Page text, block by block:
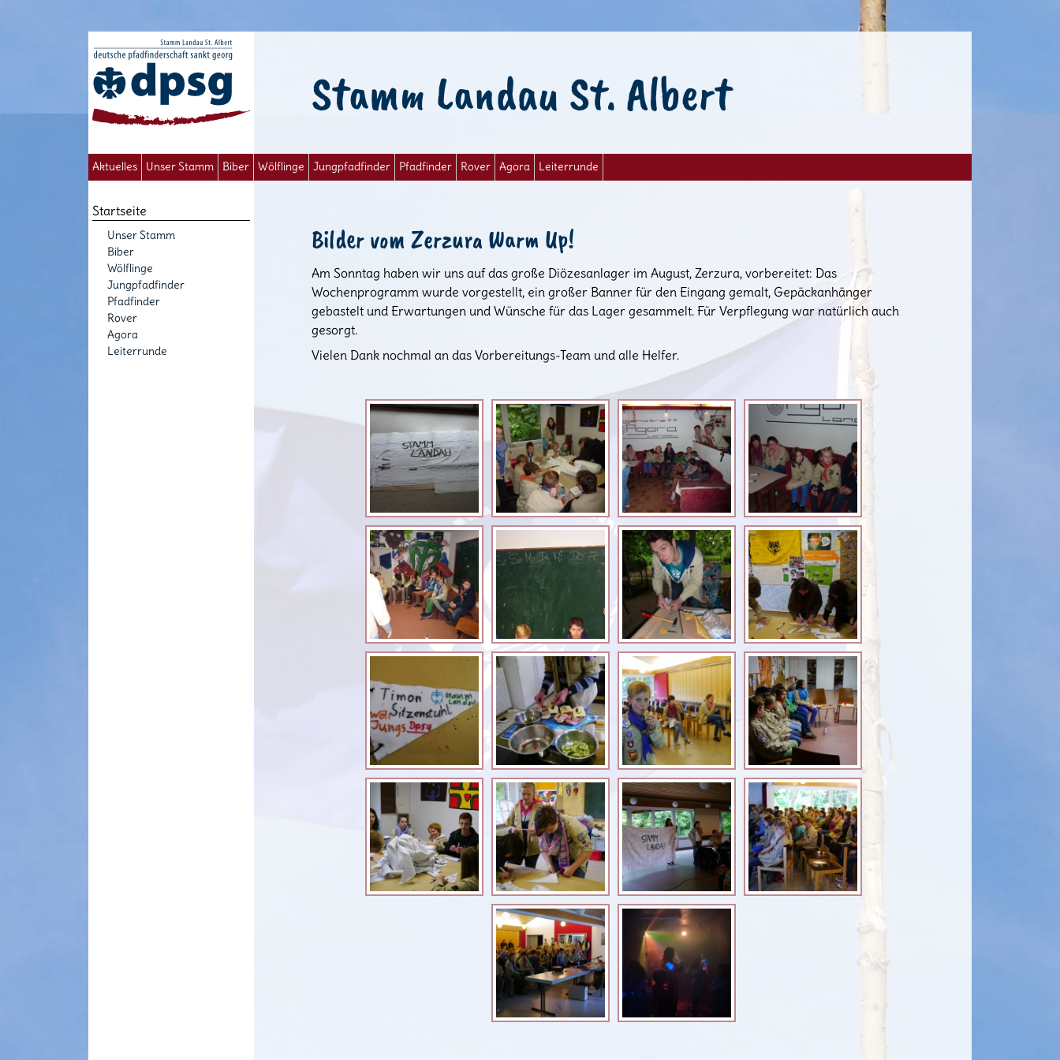
Stamm Landau St. Albert
Aktuelles Unser Stamm Biber Wölflinge Jungpfadfinder Pfadfinder Rover Agora Leiterrunde
Startseite
Unser Stamm
Biber
Wölflinge
Jungpfadfinder
Pfadfinder
Rover
Agora
Leiterrunde
Bilder vom Zerzura Warm Up!
Am Sonntag haben wir uns auf das große Diözesanlager im August, Zerzura, vorbereitet: Das
Wochenprogramm wurde vorgestellt, ein großer Banner für den Eingang gemalt, Gepäckanhänger
gebastelt und Erwartungen und Wünsche für das Lager gesammelt. Für Verpflegung war natürlich auch
gesorgt.
Vielen Dank nochmal an das Vorbereitungs-Team und alle Helfer.